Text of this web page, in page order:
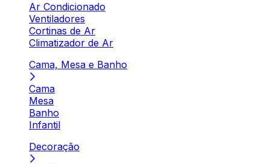
Ar Condicionado
Ventiladores
Cortinas de Ar
Climatizador de Ar
Cama, Mesa e Banho
Cama
Mesa
Banho
Infantil
Decoração